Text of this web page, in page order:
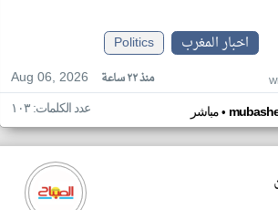
اخبار المغرب
Politics
Aug 06, 2026
منذ ٢٢ ساعة
مباشر• عدد الكلمات: ١٠٣